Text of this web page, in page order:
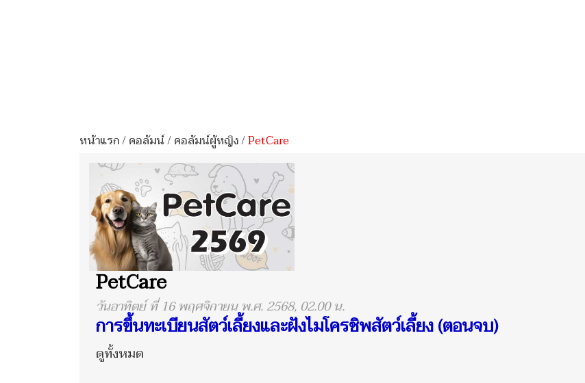
หน้าแรก/คอลัมน์/คอลัมน์ผู้หญิง/PetCare
PetCare
วันอาทิตย์ ที่ 16 พฤศจิกายน พ.ศ. 2568, 02.00 น.
การขึ้นทะเบียนสัตว์เลี้ยงและฝังไมโครชิพสัตว์เลี้ยง (ตอนจบ)
ดูทั้งหมด